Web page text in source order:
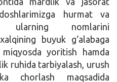
hurmat va
ularning nomlarini
buyuk g‘alabaga
miqyosda yoritish hamda
ruhida tarbiyalash, urush
chorlash maqsadida